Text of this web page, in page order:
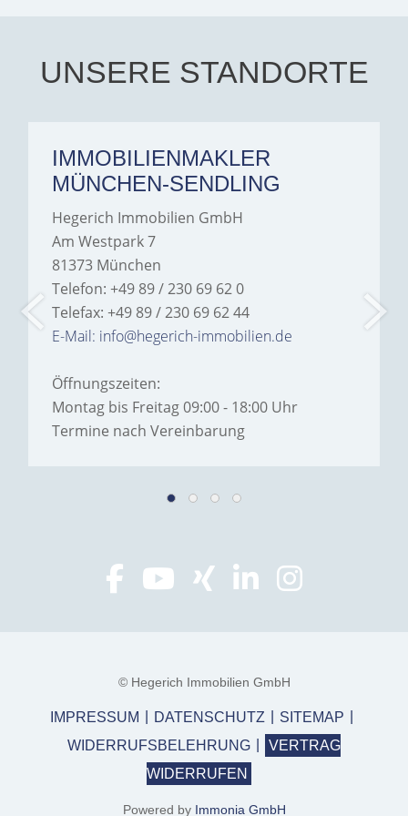
Hegerich Immobilien to
anyone looking for a home.
UNSERE STANDORTE
IMMOBILIENMAKLER
MÜNCHEN-SENDLING
Hegerich Immobilien GmbH
Am Westpark 7
81373 München
Telefon: +49 89 / 230 69 62 0
Telefax: +49 89 / 230 69 62 44
E-Mail: info@hegerich-immobilien.de
Öffnungszeiten:
Montag bis Freitag 09:00 - 18:00 Uhr
Termine nach Vereinbarung
© Hegerich Immobilien GmbH
IMPRESSUM DATENSCHUTZ
SITEMAP
WIDERRUFSBELEHRUNG
VERTRAG
WIDERRUFEN
Powered by Immonia GmbH